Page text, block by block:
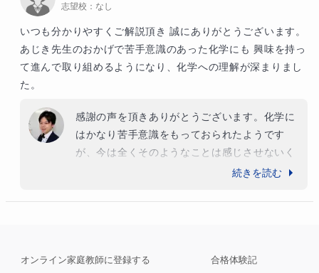
のずと到達できると思います。
努力とその成果は時間的にラグが生じますが、
定期テストではすでに成果が出始めています。
学力テストや全国模試になるともう少し成果が
必ず成果が現れると思います。
これからも着実に前進できるよう指導して参り
ますので、どうぞよろしくお願いいたします。
志望校： なし
いつも分かりやすくご解説頂き 誠にありがとうございます。
あじき先生のおかげで苦手意識のあった化学にも 興味を持っ
て進んで取り組めるようになり、化学への理解が深まりまし
た。
感謝の声を頂きありがとうございます。化学に
はかなり苦手意識をもっておられたようです
が、今は全くそのようなことは感じさせないく
らいまで成長されています。私の授業では、化
ていますので、そのあたりから興味を持っても
のサポートができていれば良いなと思います。
続きを読む
オンライン家庭教師に登録する 合格体験記